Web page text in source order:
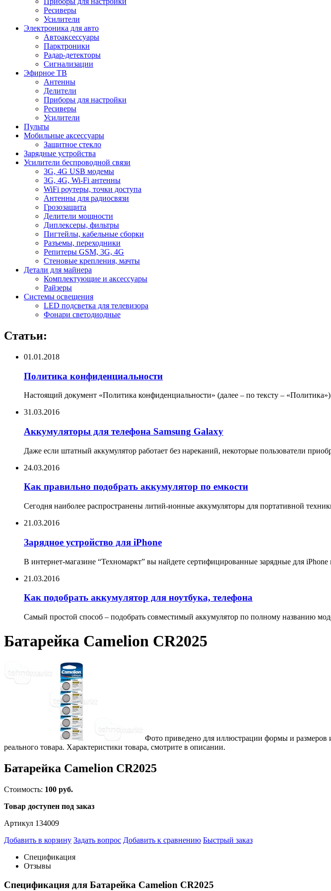
Ресиверы
Усилители
Электроника для авто
Автоаксессуары
Парктроники
Радар-детекторы
Сигнализации
Эфирное ТВ
Антенны
Делители
Приборы для настройки
Ресиверы
Усилители
Пульты
Мобильные аксессуары
Защитное стекло
Зарядные устройства
Усилители беспроводной связи
3G, 4G USB модемы
3G, 4G, Wi-Fi антенны
WiFi роутеры, точки доступа
Антенны для радиосвязи
Грозозащита
Делители мощности
Диплексеры, фильтры
Пигтейлы, кабельные сборки
Разъемы, переходники
Репитеры GSM, 3G, 4G
Стеновые крепления, мачты
Детали для майнера
Комплектующие и аксессуары
Райзеры
Системы освещения
LED подсветка для телевизора
Фонари светодиодные
Статьи:
01.01.2018
Политика конфиденциальности
Настоящий документ «Политика конфиденциальности» (далее – по тексту –
31.03.2016
Аккумуляторы для телефона Samsung Galaxy
Даже если штатный аккумулятор работает без нареканий, некоторые пользователи
24.03.2016
Как правильно подобрать аккумулятор по емкости
Сегодня наиболее распространены литий-ионные аккумуляторы для портативной
21.03.2016
Зарядное устройство для iPhone
В интернет-магазине “Техномаркт” вы найдете сертифицированные зарядные для
21.03.2016
Как подобрать аккумулятор для ноутбука, телефона
Самый простой способ – подобрать совместимый аккумулятор по полному названию
Батарейка Camelion CR2025
Фото приведено для иллюстрации формы и размеров
реального товара. Характеристики товара, смотрите в описании.
Батарейка Camelion CR2025
Стоимость: 100 руб.
Товар доступен под заказ
Артикул 134009
Добавить в корзину Задать вопрос Добавить к сравнению Быстрый заказ
Спецификация
Отзывы
Спецификация для Батарейка Camelion CR2025